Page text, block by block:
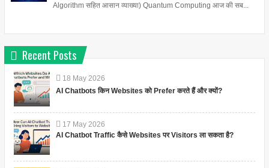
Algorithm सहित आसान व्याख्या) Quantum Computing आज की सब...
Recent Posts
18 May 2026
AI Chatbots किन Websites को Prefer करते हैं और क्यों?
17 May 2026
AI Chatbot Traffic कैसे Websites पर Visitors ला सकता है?